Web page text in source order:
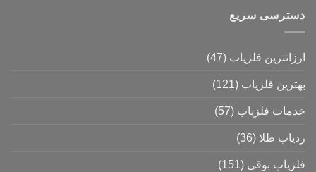
دسترسی سریع
ارزانترین فلزیاب (47)
بهترین فلزیاب (121)
خدمات فلزیاب (57)
ردیاب طلا (36)
فلزیاب بوقی (151)